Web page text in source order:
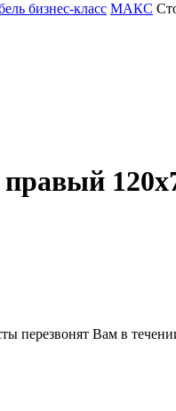
бизнес-класс МАКС
перезвонят Вам в